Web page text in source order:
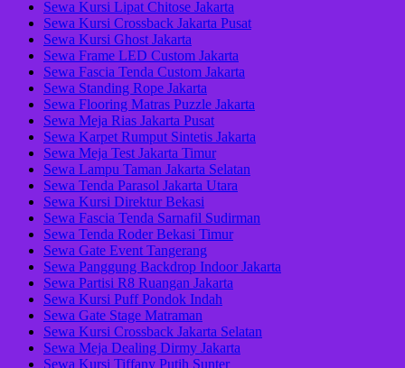
Sewa Kursi Lipat Chitose Jakarta
Sewa Kursi Crossback Jakarta Pusat
Sewa Kursi Ghost Jakarta
Sewa Frame LED Custom Jakarta
Sewa Fascia Tenda Custom Jakarta
Sewa Standing Rope Jakarta
Sewa Flooring Matras Puzzle Jakarta
Sewa Meja Rias Jakarta Pusat
Sewa Karpet Rumput Sintetis Jakarta
Sewa Meja Test Jakarta Timur
Sewa Lampu Taman Jakarta Selatan
Sewa Tenda Parasol Jakarta Utara
Sewa Kursi Direktur Bekasi
Sewa Fascia Tenda Sarnafil Sudirman
Sewa Tenda Roder Bekasi Timur
Sewa Gate Event Tangerang
Sewa Panggung Backdrop Indoor Jakarta
Sewa Partisi R8 Ruangan Jakarta
Sewa Kursi Puff Pondok Indah
Sewa Gate Stage Matraman
Sewa Kursi Crossback Jakarta Selatan
Sewa Meja Dealing Dirmy Jakarta
Sewa Kursi Tiffany Putih Sunter